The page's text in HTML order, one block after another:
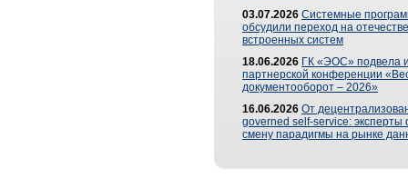
03.07.2026 Системные
обсудили переход на
встроенных систем
18.06.2026 ГК «ЭОС» подвела
партнерской конференции
документооборот – 2026»
16.06.2026 От
governed self-service: эксперты
смену парадигмы на рынке